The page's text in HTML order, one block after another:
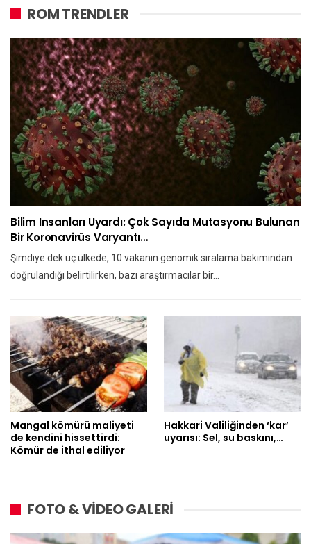
ROM TRENDLER
Bilim Insanları Uyardı: Çok Sayıda Mutasyonu Bulunan
Bir Koronavirüs Varyantı…
Şimdiye dek üç ülkede, 10 vakanın genomik sıralama bakımından
doğrulandığı belirtilirken, bazı araştırmacılar bir…
Mangal kömürü maliyeti
de kendini hissettirdi:
Kömür de ithal ediliyor
Hakkari Valiliğinden ‘kar’
uyarısı: Sel, su baskını,…
FOTO & VİDEO GALERİ